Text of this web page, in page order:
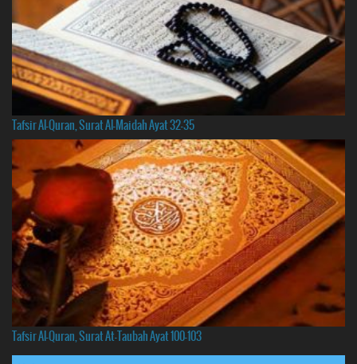
Tafsir Al-Quran, Surat Al-Maidah Ayat 32-35
Tafsir Al-Quran, Surat At-Taubah Ayat 100-103